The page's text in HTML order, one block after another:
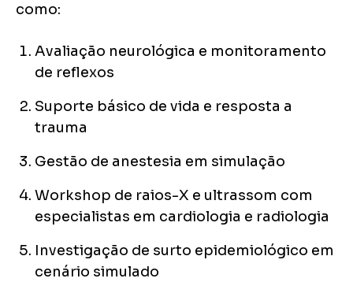
como:
Avaliação neurológica e monitoramento
de reflexos
Suporte básico de vida e resposta a
trauma
Gestão de anestesia em simulação
Workshop de raios-X e ultrassom com
especialistas em cardiologia e radiologia
Investigação de surto epidemiológico em
cenário simulado